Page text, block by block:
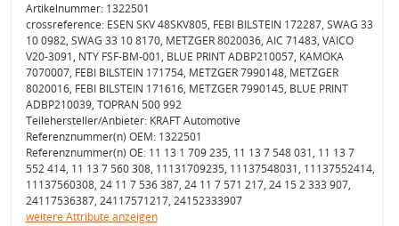
Artikelnummer: 1322501
crossreference: ESEN SKV 48SKV805, FEBI BILSTEIN 172287, SWAG 33
10 0982, SWAG 33 10 8170, METZGER 8020036, AIC 71483, VAICO
V20-3091, NTY FSF-BM-001, BLUE PRINT ADBP210057, KAMOKA
7070007, FEBI BILSTEIN 171754, METZGER 7990148, METZGER
8020016, FEBI BILSTEIN 171616, METZGER 7990145, BLUE PRINT
ADBP210039, TOPRAN 500 992
Teilehersteller/Anbieter: KRAFT Automotive
Referenznummer(n) OEM: 1322501
Referenznummer(n) OE: 11 13 1 709 235, 11 13 7 548 031, 11 13 7
552 414, 11 13 7 560 308, 11131709235, 11137548031, 11137552414,
11137560308, 24 11 7 536 387, 24 11 7 571 217, 24 15 2 333 907,
24117536387, 24117571217, 24152333907
weitere Attribute anzeigen